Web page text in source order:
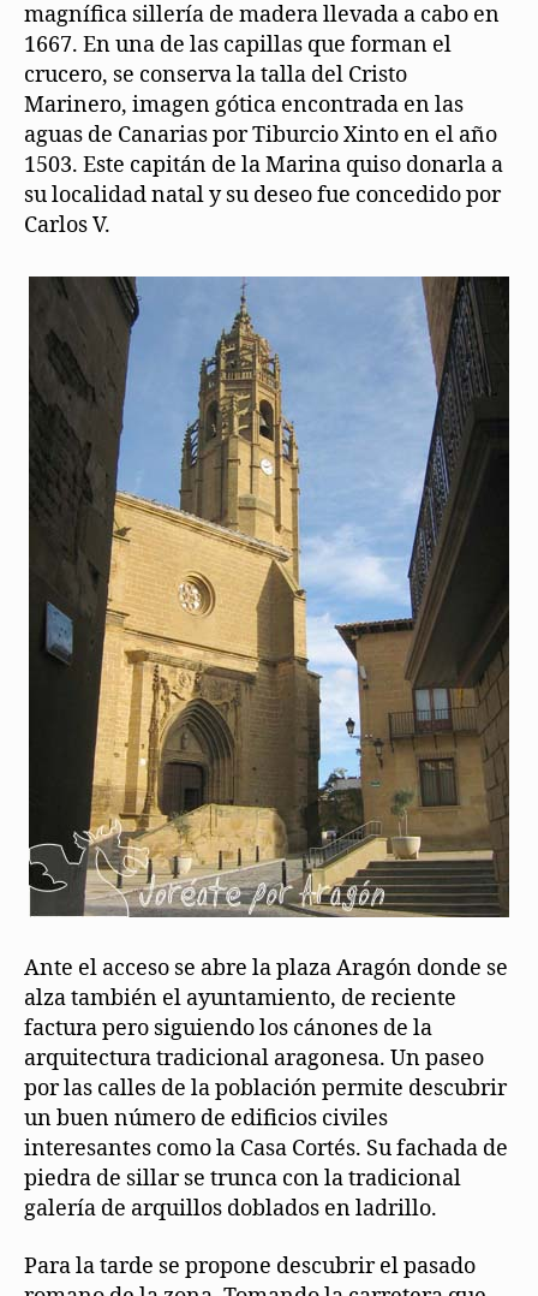
magnífica sillería de madera llevada a cabo en
1667. En una de las capillas que forman el
crucero, se conserva la talla del Cristo
Marinero, imagen gótica encontrada en las
aguas de Canarias por Tiburcio Xinto en el año
1503. Este capitán de la Marina quiso donarla a
su localidad natal y su deseo fue concedido por
Carlos V.
Ante el acceso se abre la plaza Aragón donde se
alza también el ayuntamiento, de reciente
factura pero siguiendo los cánones de la
arquitectura tradicional aragonesa. Un paseo
por las calles de la población permite descubrir
un buen número de edificios civiles
interesantes como la Casa Cortés. Su fachada de
piedra de sillar se trunca con la tradicional
galería de arquillos doblados en ladrillo.
Para la tarde se propone descubrir el pasado